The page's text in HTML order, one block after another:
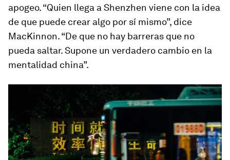
apogeo. “Quien llega a Shenzhen viene con la idea
de que puede crear algo por sí mismo”, dice
MacKinnon. “De que no hay barreras que no
pueda saltar. Supone un verdadero cambio en la
mentalidad china”.